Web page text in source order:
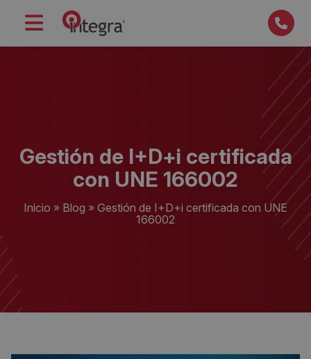
Gestión de I+D+i certificada
con UNE 166002
Inicio » Blog » Gestión de I+D+i certificada con UNE
166002